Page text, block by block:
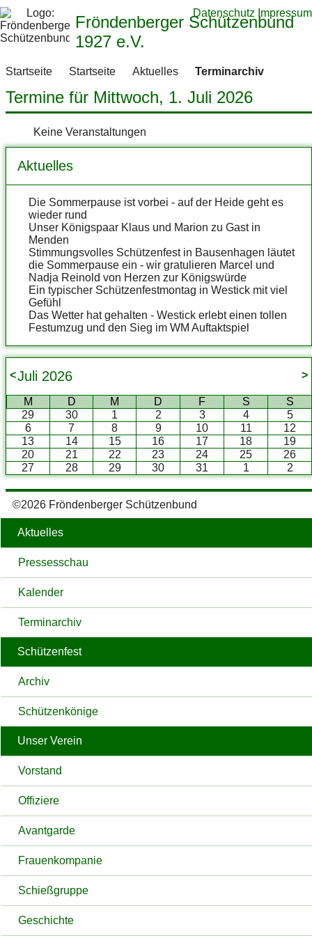
Fröndenberger Schützenbund
1927 e.V.
Aktuelles
Pressesschau
Kalender
Terminarchiv
Schützenfest
Archiv
Schützenkönige
Unser Verein
Vorstand
Offiziere
Avantgarde
Frauenkompanie
Schießgruppe
Geschichte
Datenschutz Impressum
Startseite Startseite Aktuelles Terminarchiv
Termine für Mittwoch, 1. Juli 2026
Keine Veranstaltungen
Aktuelles
Die Sommerpause ist vorbei - auf der Heide geht es
wieder rund
Unser Königspaar Klaus und Marion zu Gast in
Menden
Stimmungsvolles Schützenfest in Bausenhagen läutet
die Sommerpause ein - wir gratulieren Marcel und
Nadja Reinold von Herzen zur Königswürde
Ein typischer Schützenfestmontag in Westick mit viel
Gefühl
Das Wetter hat gehalten - Westick erlebt einen tollen
Festumzug und den Sieg im WM Auftaktspiel
Juli 2026
< >
M D M D F S
S
29
30 1 2 3 4
5
6
7 8 9 10 11
12
13
14 15 16 17 18
19
20
21 22 23 24 25
26
27
28 29 30 31 1 2
©2026 Fröndenberger Schützenbund